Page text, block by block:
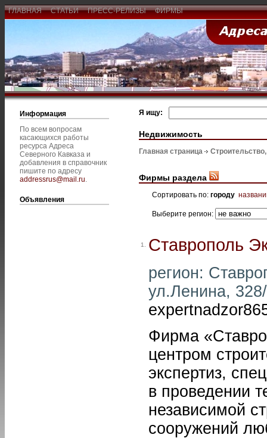
ГЛАВНАЯ СТАТЬИ ПРЕСС-РЕЛИЗЫ ФИРМЫ
Информация
По всем вопросам
касающихся работы
ресурса Адреса
Северного Кавказа и
добавления в справочник
пишите по адресу
addressrus@mail.ru.
Объявления
Я ищу:
Недвижимость
Главная страница
Фирмы раздела
Сортировать по: городу
Выберите регион:
1. Ставрополь
регион:
ул.Ленина,
Фирма
центром
экспертиз,
в проведении
независимой
сооружений